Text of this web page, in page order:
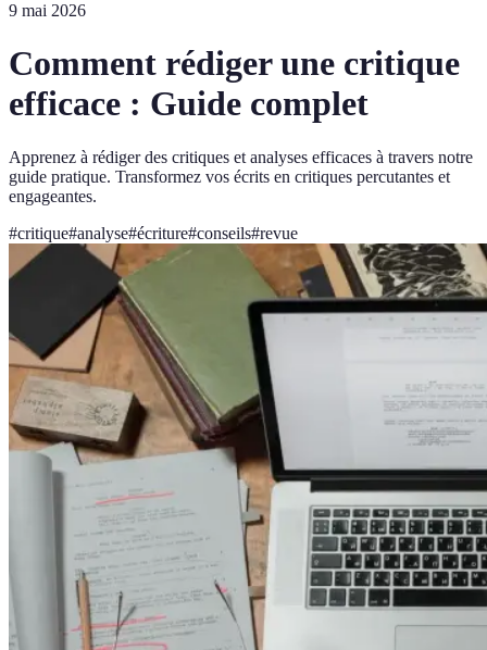
9 mai 2026
Comment rédiger une critique
efficace : Guide complet
Apprenez à rédiger des critiques et analyses efficaces à travers notre
guide pratique. Transformez vos écrits en critiques percutantes et
engageantes.
#critique#analyse#écriture#conseils#revue